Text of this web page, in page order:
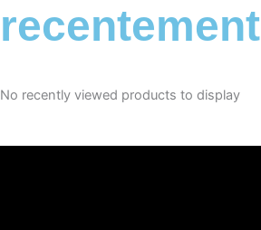
No recently viewed products to display